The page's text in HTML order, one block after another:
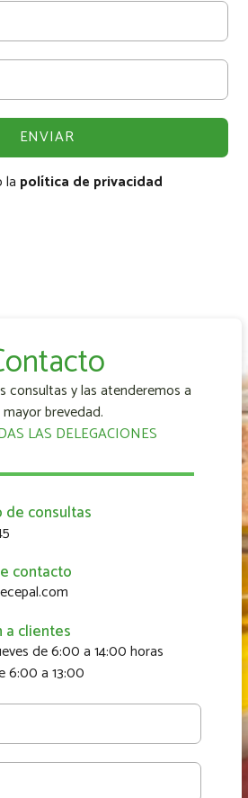
la política de privacidad
consultas y las atenderemos a
brevedad.
LAS DELEGACIONES
consultas
contacto
a clientes
de 6:00 a 14:00 horas
6:00 a 13:00